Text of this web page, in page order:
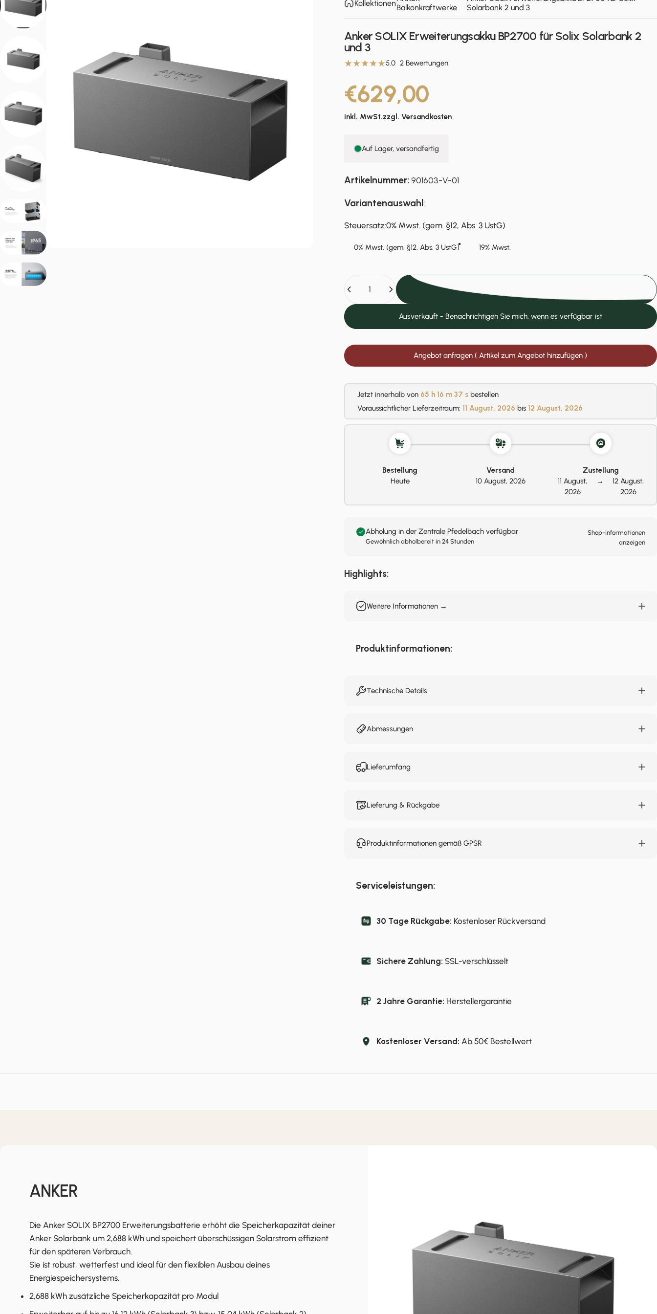
KollektionenBalkonkraftwerke
Solarbank 2 und 3
Anker SOLIX Erweiterungsakku BP2700 für Solix Solarbank 2
und 3
5.0 2 Bewertungen2 Bewertungen insgesamt
€629,00
inkl. MwSt.zzgl. Versandkosten
Auf Lager, versandfertig
Artikelnummer:901603-V-01
Variantenauswahl :
Steuersatz
Steuersatz:0% Mwst. (gem. §12, Abs. 3 UstG)
0% Mwst. (gem. §12, Abs. 3 UstG) 19% Mwst.
Ausverkauft - Benachrichtigen Sie mich, wenn es verfügbar ist
Angebot anfragen ( Artikel zum Angebot hinzufügen )
Jetzt innerhalb von 65 h 16 m 36 s bestellen
Voraussichtlicher Lieferzeitraum: 11 August, 2026 bis 12 August, 2026
Bestellung
Heute
Versand
10 August, 2026
Zustellung
11 August,
2026
→
12 August,
2026
Abholung in der Zentrale Pfedelbach verfügbar
Gewöhnlich abholbereit in 24 Stunden
Shop-Informationen
anzeigen
Highlights:
Weitere Informationen →
Produktinformationen:
Technische Details
Abmessungen
Lieferumfang
Lieferung & Rückgabe
Produktinformationen gemäß GPSR
Serviceleistungen:
30 Tage Rückgabe: Kostenloser Rückversand
Sichere Zahlung: SSL-verschlüsselt
2 Jahre Garantie: Herstellergarantie
Kostenloser Versand: Ab 50€ Bestellwert
ANKER
Die Anker SOLIX BP2700 Erweiterungsbatterie erhöht die Speicherkapazität deiner
Anker Solarbank um 2,688 kWh und speichert überschüssigen Solarstrom effizient
für den späteren Verbrauch.
Sie ist robust, wetterfest und ideal für den flexiblen Ausbau deines
Energiespeichersystems.
2,688 kWh zusätzliche Speicherkapazität pro Modul